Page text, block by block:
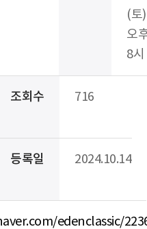
(토)
오
8시
조회수 716
등록일 2024.10.14
edenclassic/